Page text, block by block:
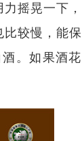
摇晃一下，
比较慢，能保
。如果酒花